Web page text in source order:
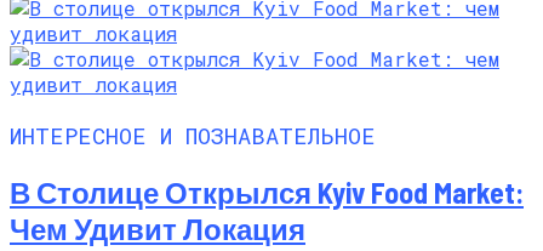
ИНТЕРЕСНОЕ И ПОЗНАВАТЕЛЬНОЕ
В Столице Открылся Kyiv Food Market:
Чем Удивит Локация